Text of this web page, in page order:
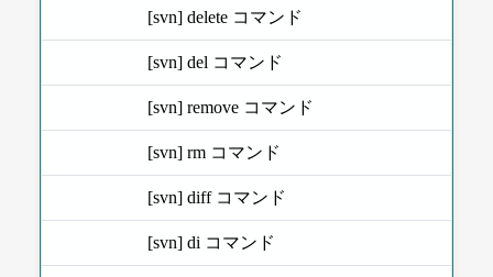
[svn] delete コマンド
[svn] del コマンド
[svn] remove コマンド
[svn] rm コマンド
[svn] diff コマンド
[svn] di コマンド